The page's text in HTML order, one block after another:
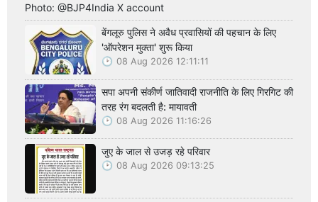
Photo: @BJP4India X account
बेंगलूरु पुलिस ने अवैध प्रवासियों की पहचान के लिए
'ऑपरेशन मुक्ता' शुरू किया
08 Aug 2026 12:11:11
सपा अपनी संकीर्ण जातिवादी राजनीति के लिए गिरगिट की
तरह रंग बदलती है: मायावती
08 Aug 2026 11:16:26
जुए के जाल से उजड़ रहे परिवार
08 Aug 2026 09:13:25